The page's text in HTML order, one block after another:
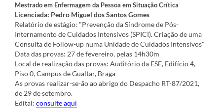
Mestrado em Enfermagem da Pessoa em Situação Crítica
Licenciada: Pedro Miguel dos Santos Gomes
Relatório de estágio: "Prevenção da Síndrome de Pós-
Internamento de Cuidados Intensivos (SPICI). Criação de uma
Consulta de Follow-up numa Unidade de Cuidados Intensivos"
Data das provas: 27 de fevereiro, pelas 14h30m
Local de realização das provas: Auditório da ESE, Edifício 4,
Piso 0, Campus de Gualtar, Braga
As provas realizar-se-ão ao abrigo do Despacho RT-87/2021,
de 29 de setembro.
Edital: consulte aqui